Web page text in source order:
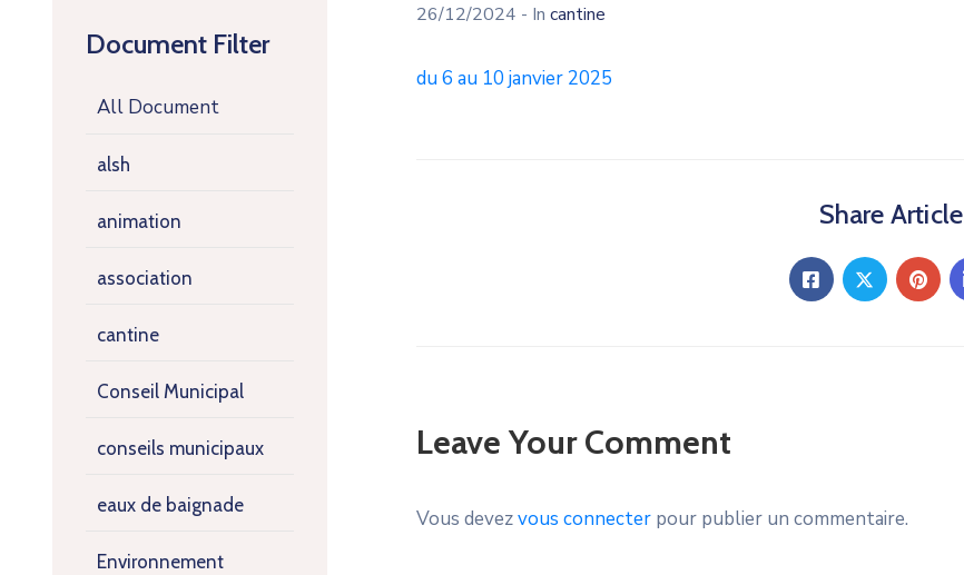
Document Filter
All Document
alsh
animation
association
cantine
Conseil Municipal
conseils municipaux
eaux de baignade
Environnement
26/12/2024 - In cantine
du 6 au 10 janvier 2025
Share Article
Leave Your Comment
Vous devezvous connecter pour publier un commentaire.